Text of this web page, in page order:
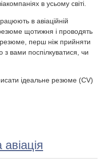
в усьому світі.
в авіаційній
щотижня і проводять
перш ніж прийняти
вами поспілкуватися, чи
ідеальне резюме (CV)